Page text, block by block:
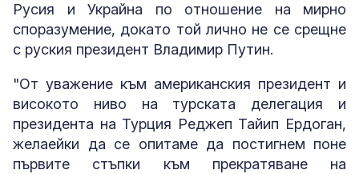
Русия и Украйна по отношение на мирно
споразумение, докато той лично не се срещне
с руския президент Владимир Путин.
"От уважение към американския президент и
високото ниво на турската делегация и
президента на Турция Реджеп Тайип Ердоган,
желаейки да се опитаме да постигнем поне
първите стъпки към прекратяване на